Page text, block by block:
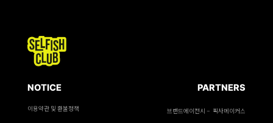
NOTICE PARTNERS
이용약관 및 환불정책 브랜드에이전시 - 픽사메이커스